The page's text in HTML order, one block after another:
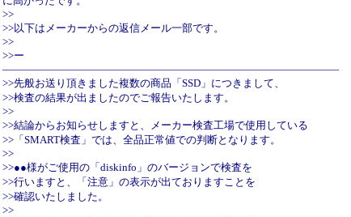
>>
>>以下はメーカーからの返信メール一部です。
>>
>>ー
――――――――――――――――――――――――――――――――
>>先般お送り頂きました複数の商品「SSD」につきまして、
>>検査の結果が出ましたのでご報告いたします。
>>
>>結論からお知らせしますと、メーカー検査工場で使用している
>>「SMART検査」では、全品正常値での判断となります。
>>
>>●●様がご使用の「diskinfo」のバージョンで検査を
>>行いますと、「注意」の表示が出ておりますことを
>>確認いたしました。
>>